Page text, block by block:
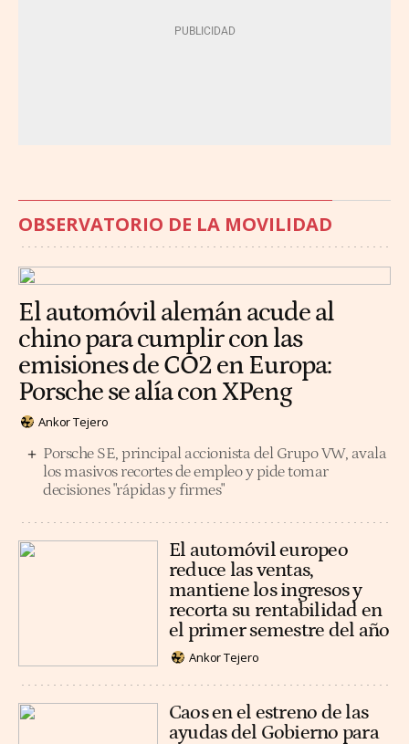
OBSERVATORIO DE LA MOVILIDAD
El automóvil alemán acude al
chino para cumplir con las
emisiones de CO2 en Europa:
Porsche se alía con XPeng
Ankor Tejero
Porsche SE, principal accionista del Grupo VW, avala
los masivos recortes de empleo y pide tomar
decisiones "rápidas y firmes"
El automóvil europeo
reduce las ventas,
mantiene los ingresos y
recorta su rentabilidad en
el primer semestre del año
Ankor Tejero
Caos en el estreno de las
ayudas del Gobierno para